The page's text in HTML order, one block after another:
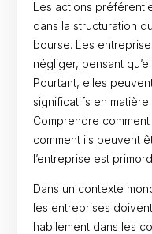
Les actions
dans la structuration
bourse. Les
négliger, pensant
Pourtant, elles
significatifs en
Comprendre
comment ils peuvent
l’entreprise est
Dans un contexte
les entreprises
habilement dans les